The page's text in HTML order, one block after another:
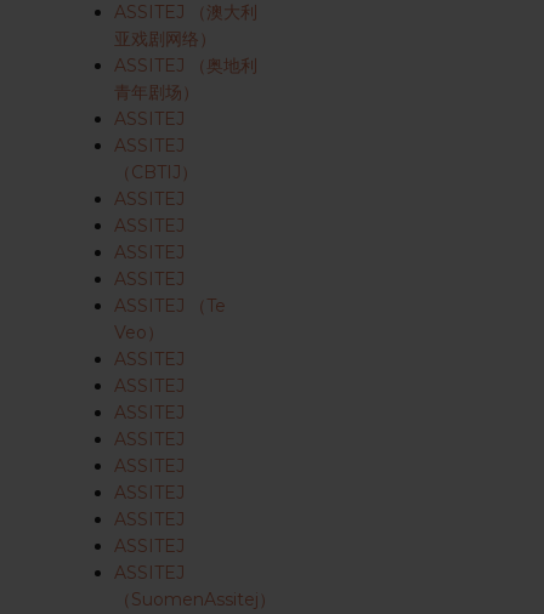
ASSITEJ （澳大利
亚戏剧网络）
ASSITEJ （奥地利
青年剧场）
ASSITEJ
ASSITEJ
（CBTIJ）
ASSITEJ
ASSITEJ
ASSITEJ
ASSITEJ
ASSITEJ （Te
Veo）
ASSITEJ
ASSITEJ
ASSITEJ
ASSITEJ
ASSITEJ
ASSITEJ
ASSITEJ
ASSITEJ
ASSITEJ
（SuomenAssitej）